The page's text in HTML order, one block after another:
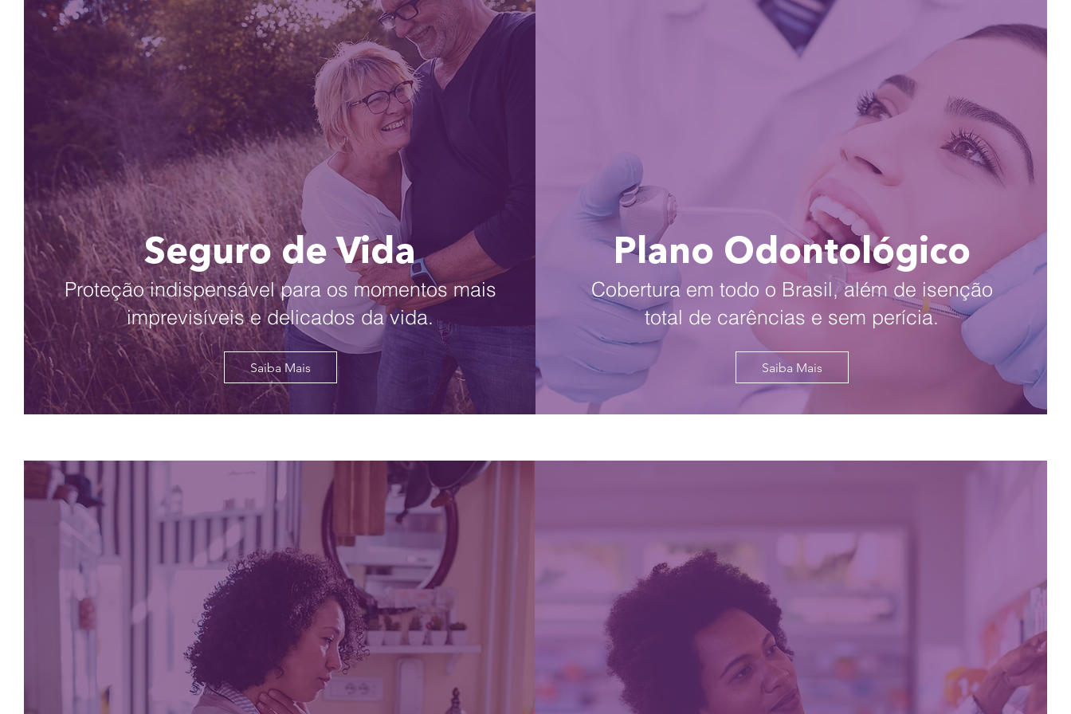
Seguro de Vida
Proteção indispensável para os momentos mais
imprevisíveis e delicados da vida.
Saiba Mais
Plano Odontológico
Cobertura em todo o Brasil, além de isenção
total de carências e sem perícia.
Saiba Mais